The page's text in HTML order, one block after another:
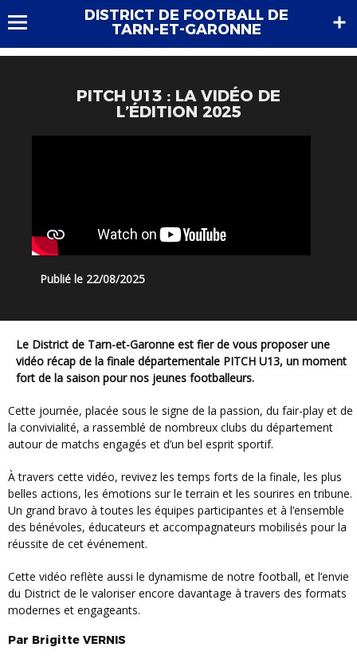
DISTRICT DE FOOTBALL DE
TARN-ET-GARONNE
PITCH U13 : LA VIDÉO DE
L’ÉDITION 2025
Publié le 22/08/2025
Le District de Tarn-et-Garonne est fier de vous proposer une
vidéo récap de la finale départementale PITCH U13, un moment
fort de la saison pour nos jeunes footballeurs.
Cette journée, placée sous le signe de la passion, du fair-play et de
la convivialité, a rassemblé de nombreux clubs du département
autour de matchs engagés et d’un bel esprit sportif.
À travers cette vidéo, revivez les temps forts de la finale, les plus
belles actions, les émotions sur le terrain et les sourires en tribune.
Un grand bravo à toutes les équipes participantes et à l’ensemble
des bénévoles, éducateurs et accompagnateurs mobilisés pour la
réussite de cet événement.
Cette vidéo reflète aussi le dynamisme de notre football, et l’envie
du District de le valoriser encore davantage à travers des formats
modernes et engageants.
Par Brigitte VERNIS